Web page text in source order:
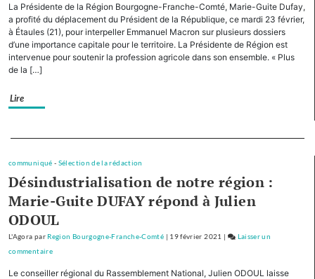
cinq
autres
Régions,
la
d’investissement
pour
tourisme
de
montagne
La Présidente de la Région Bourgogne-Franche-Comté, Marie-Guite Dufay,
a profité du déplacement du Président de la République, ce mardi 23 février,
à Étaules (21), pour interpeller Emmanuel Macron sur plusieurs dossiers
d’une importance capitale pour le territoire. La Présidente de Région est
intervenue pour soutenir la profession agricole dans son ensemble. « Plus
de la […]
Lire
communiqué - Sélection de la rédaction
Désindustrialisation de notre région :
Marie-Guite DUFAY répond à Julien
ODOUL
L'Agora par Region Bourgogne-Franche-Comté | 19 février 2021 |
Laisser un
commentaireon
Le conseiller régional du Rassemblement National, Julien ODOUL laisse